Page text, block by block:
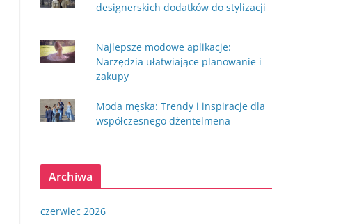
designerskich dodatków do stylizacji
Najlepsze modowe aplikacje:
Narzędzia ułatwiające planowanie i
zakupy
Moda męska: Trendy i inspiracje dla
współczesnego dżentelmena
Archiwa
czerwiec 2026